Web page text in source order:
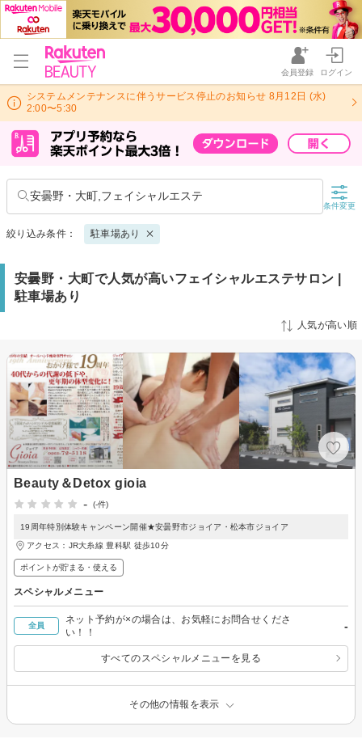
会員登録 ログイン
システムメンテナンスに伴うサービス停止のお知らせ 8月12日 (水)
2:00〜5:30
安曇野・大町,フェイシャルエステ
条件変更
絞り込み条件： 駐車場あり
安曇野・大町で人気が高いフェイシャルエステサロン |
駐車場あり
人気が高い順
Beauty＆Detox gioia
-
(-件)
19周年特別体験キャンペーン開催★安曇野市ジョイア・松本市ジョイア
アクセス：JR大糸線 豊科駅 徒歩10分
ポイントが貯まる・使える
スペシャルメニュー
全員
ネット予約が×の場合は、お気軽にお問合せくださ
い！！
-
すべてのスペシャルメニューを見る
その他の情報を表示